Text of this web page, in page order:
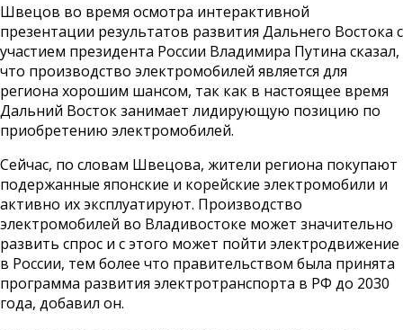
Швецов во время осмотра интерактивной
презентации результатов развития Дальнего Востока с
участием президента России Владимира Путина сказал,
что производство электромобилей является для
региона хорошим шансом, так как в настоящее время
Дальний Восток занимает лидирующую позицию по
приобретению электромобилей.
Сейчас, по словам Швецова, жители региона покупают
подержанные японские и корейские электромобили и
активно их эксплуатируют. Производство
электромобилей во Владивостоке может значительно
развить спрос и с этого может пойти электродвижение
в России, тем более что правительством была принята
программа развития электротранспорта в РФ до 2030
года, добавил он.